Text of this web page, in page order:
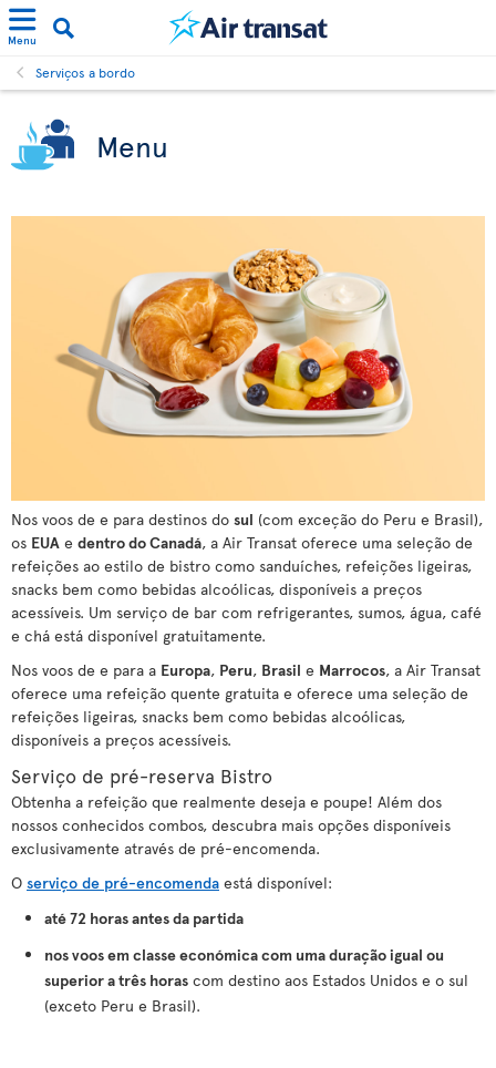
Menu
Serviços a bordo
Menu
Nos voos de e para destinos do sul (com exceção do Peru e Brasil),
os EUA e dentro do Canadá, a Air Transat oferece uma seleção de
refeições ao estilo de bistro como sanduíches, refeições ligeiras,
snacks bem como bebidas alcoólicas, disponíveis a preços
acessíveis. Um serviço de bar com refrigerantes, sumos, água, café
e chá está disponível gratuitamente.
Nos voos de e para a Europa, Peru, Brasil e Marrocos, a Air Transat
oferece uma refeição quente gratuita e oferece uma seleção de
refeições ligeiras, snacks bem como bebidas alcoólicas,
disponíveis a preços acessíveis.
Serviço de pré-reserva Bistro
Obtenha a refeição que realmente deseja e poupe! Além dos
nossos conhecidos combos, descubra mais opções disponíveis
exclusivamente através de pré-encomenda.
O serviço de pré-encomenda está disponível:
até 72 horas antes da partida
nos voos em classe económica com uma duração igual ou
superior a três horas com destino aos Estados Unidos e o sul
(exceto Peru e Brasil).